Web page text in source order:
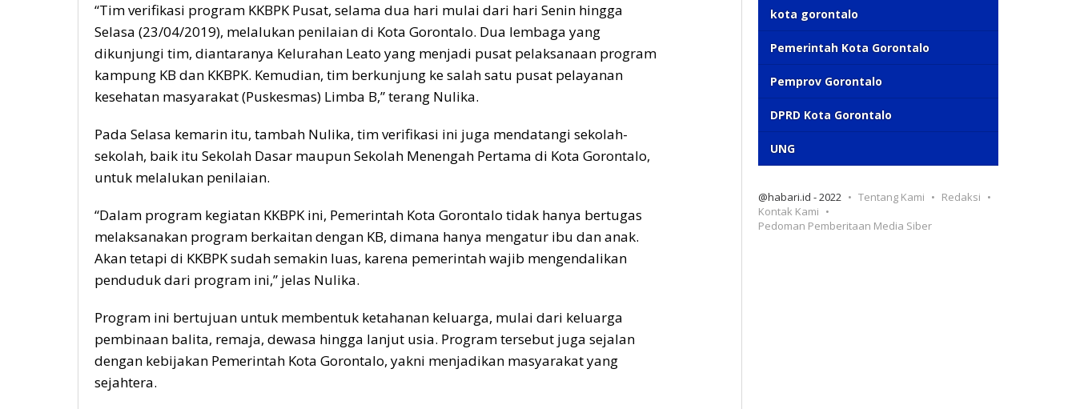
“Tim verifikasi program KKBPK Pusat, selama dua hari mulai dari hari Senin hingga
Selasa (23/04/2019), melalukan penilaian di Kota Gorontalo. Dua lembaga yang
dikunjungi tim, diantaranya Kelurahan Leato yang menjadi pusat pelaksanaan program
kampung KB dan KKBPK. Kemudian, tim berkunjung ke salah satu pusat pelayanan
kesehatan masyarakat (Puskesmas) Limba B,” terang Nulika.
Pada Selasa kemarin itu, tambah Nulika, tim verifikasi ini juga mendatangi sekolah-
sekolah, baik itu Sekolah Dasar maupun Sekolah Menengah Pertama di Kota Gorontalo,
untuk melalukan penilaian.
“Dalam program kegiatan KKBPK ini, Pemerintah Kota Gorontalo tidak hanya bertugas
melaksanakan program berkaitan dengan KB, dimana hanya mengatur ibu dan anak.
Akan tetapi di KKBPK sudah semakin luas, karena pemerintah wajib mengendalikan
penduduk dari program ini,” jelas Nulika.
Program ini bertujuan untuk membentuk ketahanan keluarga, mulai dari keluarga
pembinaan balita, remaja, dewasa hingga lanjut usia. Program tersebut juga sejalan
dengan kebijakan Pemerintah Kota Gorontalo, yakni menjadikan masyarakat yang
sejahtera.
kota gorontalo
Pemerintah Kota Gorontalo
Pemprov Gorontalo
DPRD Kota Gorontalo
UNG
@habari.id - 2022 Tentang Kami
Redaksi
Kontak Kami
Pedoman Pemberitaan Media Siber